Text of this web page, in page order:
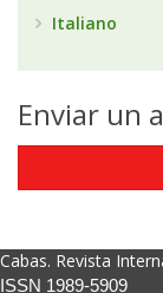
Italiano
Enviar un
Cabas. Revista
ISSN 1989-5909